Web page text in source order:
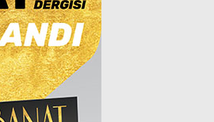
GÜNDEM
EKONOMİ
DÜNYA
MAGAZİN